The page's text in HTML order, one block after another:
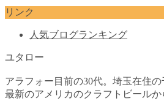
リンク
人気ブログランキング
ユタロー
アラフォー目前の30代。埼玉在住の
最新のアメリカのクラフトビール